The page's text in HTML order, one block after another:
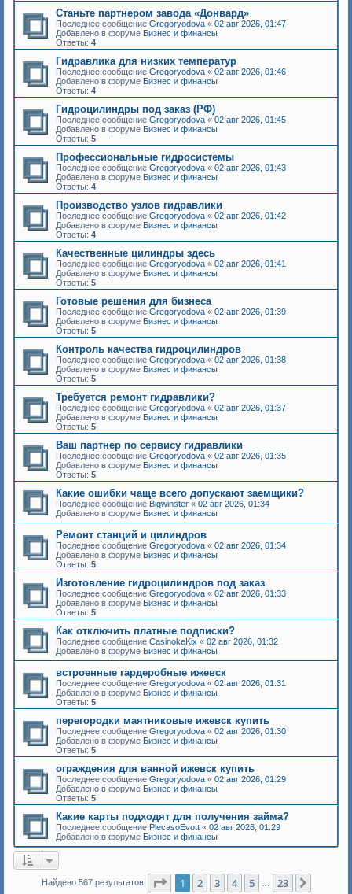
Станьте партнером завода «Донвард»
Последнее сообщение Gregoryodova « 02 авг 2026, 01:47
Добавлено в форуме Бизнес и финансы
Ответы: 4
Гидравлика для низких температур
Последнее сообщение Gregoryodova « 02 авг 2026, 01:46
Добавлено в форуме Бизнес и финансы
Ответы: 4
Гидроцилиндры под заказ (РФ)
Последнее сообщение Gregoryodova « 02 авг 2026, 01:45
Добавлено в форуме Бизнес и финансы
Ответы: 5
Профессиональные гидросистемы
Последнее сообщение Gregoryodova « 02 авг 2026, 01:43
Добавлено в форуме Бизнес и финансы
Ответы: 4
Производство узлов гидравлики
Последнее сообщение Gregoryodova « 02 авг 2026, 01:42
Добавлено в форуме Бизнес и финансы
Ответы: 4
Качественные цилиндры здесь
Последнее сообщение Gregoryodova « 02 авг 2026, 01:41
Добавлено в форуме Бизнес и финансы
Ответы: 5
Готовые решения для бизнеса
Последнее сообщение Gregoryodova « 02 авг 2026, 01:39
Добавлено в форуме Бизнес и финансы
Ответы: 5
Контроль качества гидроцилиндров
Последнее сообщение Gregoryodova « 02 авг 2026, 01:38
Добавлено в форуме Бизнес и финансы
Ответы: 5
Требуется ремонт гидравлики?
Последнее сообщение Gregoryodova « 02 авг 2026, 01:37
Добавлено в форуме Бизнес и финансы
Ответы: 5
Ваш партнер по сервису гидравлики
Последнее сообщение Gregoryodova « 02 авг 2026, 01:35
Добавлено в форуме Бизнес и финансы
Ответы: 5
Какие ошибки чаще всего допускают заемщики?
Последнее сообщение Bigwinster « 02 авг 2026, 01:34
Добавлено в форуме Бизнес и финансы
Ремонт станций и цилиндров
Последнее сообщение Gregoryodova « 02 авг 2026, 01:34
Добавлено в форуме Бизнес и финансы
Ответы: 5
Изготовление гидроцилиндров под заказ
Последнее сообщение Gregoryodova « 02 авг 2026, 01:33
Добавлено в форуме Бизнес и финансы
Ответы: 5
Как отключить платные подписки?
Последнее сообщение CasinokeKix « 02 авг 2026, 01:32
Добавлено в форуме Бизнес и финансы
встроенные гардеробные ижевск
Последнее сообщение Gregoryodova « 02 авг 2026, 01:31
Добавлено в форуме Бизнес и финансы
Ответы: 5
перегородки маятниковые ижевск купить
Последнее сообщение Gregoryodova « 02 авг 2026, 01:30
Добавлено в форуме Бизнес и финансы
Ответы: 5
ограждения для ванной ижевск купить
Последнее сообщение Gregoryodova « 02 авг 2026, 01:29
Добавлено в форуме Бизнес и финансы
Ответы: 5
Какие карты подходят для получения займа?
Последнее сообщение PlecasoEvott « 02 авг 2026, 01:29
Добавлено в форуме Бизнес и финансы
Найдено 567 результатов Страница из 23
1 2 3 4 5 23